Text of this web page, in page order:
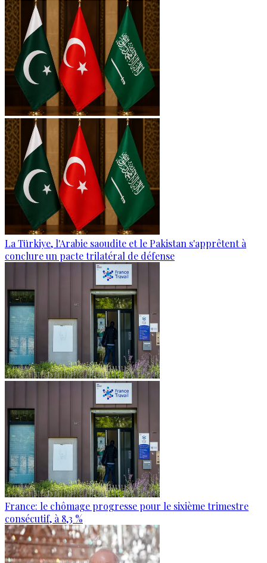
La Türkiye, l'Arabie saoudite et le Pakistan s'apprêtent à
conclure un pacte trilatéral de défense
France: le chômage progresse pour le sixième trimestre
consécutif, à 8,3 %